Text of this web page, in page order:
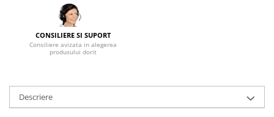
Portmantouri
Seturi mobilier hol
Etajere
Cuiere
CONSILIERE SI SUPORT
Consiliere avizata in alegerea
produsului dorit
Descriere